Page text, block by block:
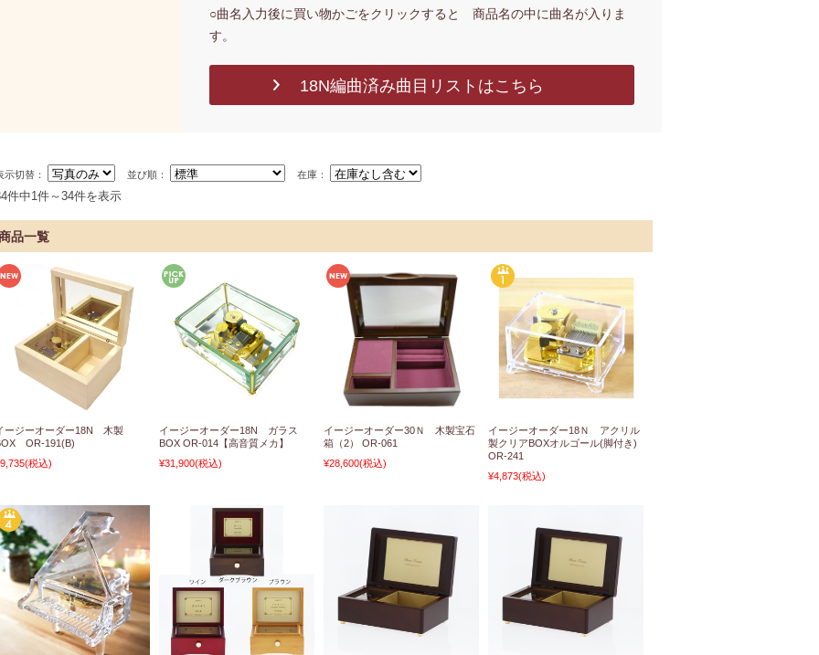
○曲名入力後に買い物かごをクリックすると 商品名の中に曲名が入りま
す。
18N編曲済み曲目リストはこちら
示切替： 並び順： 在庫：
件中1件～34件を表示
品一覧
ージーオーダー18N 木製
OR-191(B)
(税込)
イージーオーダー18N ガラス
BOX OR-014【高音質メカ】
¥31,900(税込)
イージーオーダー30Ｎ 木製宝石
箱（2） OR-061
¥28,600(税込)
イージーオーダー18Ｎ アクリル
製クリアBOXオルゴール(脚付き)
OR-241
¥4,873(税込)